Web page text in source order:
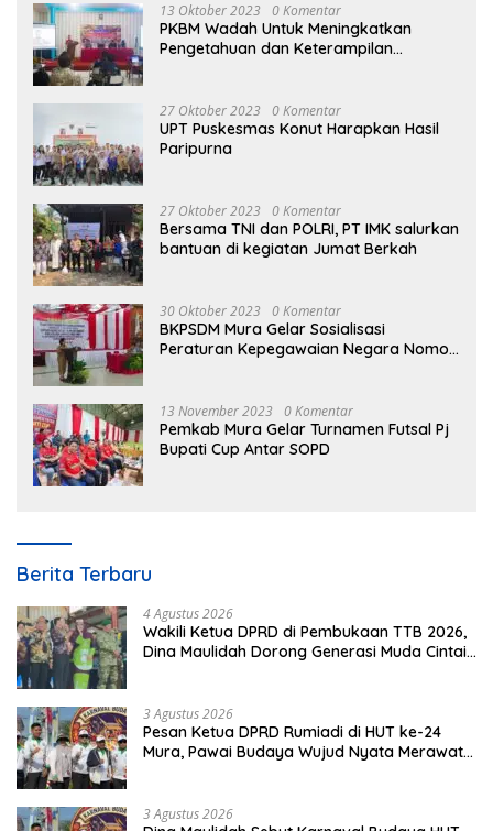
13 Oktober 2023 0 Komentar
PKBM Wadah Untuk Meningkatkan
Pengetahuan dan Keterampilan
27 Oktober 2023 0 Komentar
UPT Puskesmas Konut Harapkan Hasil
Paripurna
27 Oktober 2023 0 Komentar
Bersama TNI dan POLRI, PT IMK salurkan
bantuan di kegiatan Jumat Berkah
30 Oktober 2023 0 Komentar
BKPSDM Mura Gelar Sosialisasi
Peraturan Kepegawaian Negara Nomor
13 November 2023 0 Komentar
Pemkab Mura Gelar Turnamen Futsal Pj
Bupati Cup Antar SOPD
Berita Terbaru
4 Agustus 2026
Wakili Ketua DPRD di Pembukaan TTB 2026,
Dina Maulidah Dorong Generasi Muda Cintai
3 Agustus 2026
Pesan Ketua DPRD Rumiadi di HUT ke-24
Mura, Pawai Budaya Wujud Nyata Merawat
3 Agustus 2026